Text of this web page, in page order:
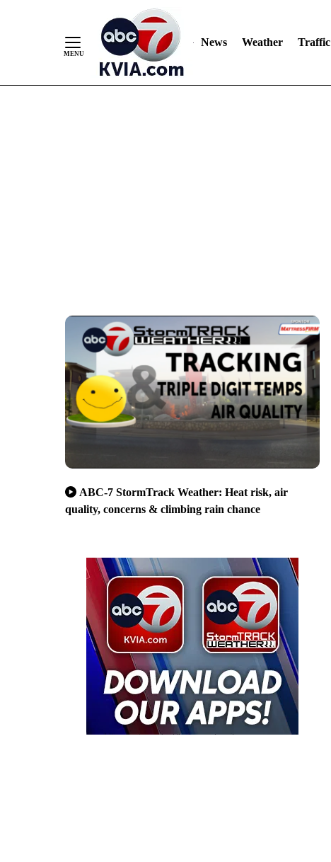
News Weather Traffic
ABC-7 StormTrack Weather: Heat risk, air
quality, concerns & climbing rain chance